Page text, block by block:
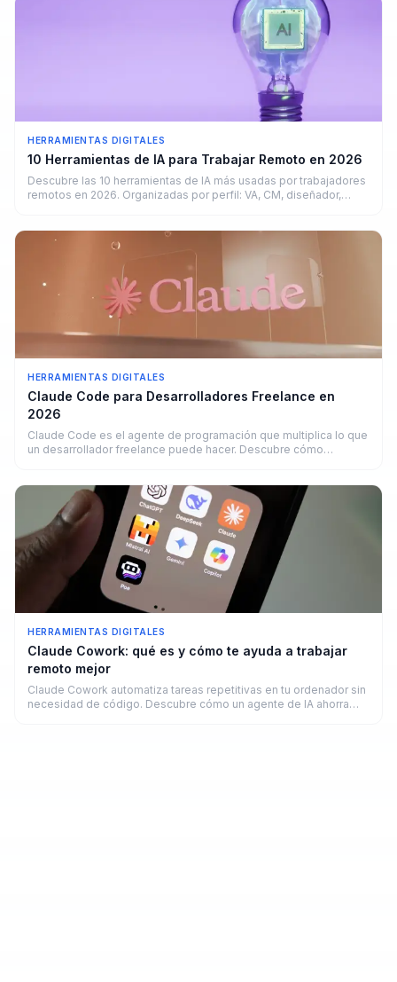
HERRAMIENTAS DIGITALES
10 Herramientas de IA para Trabajar Remoto en 2026
Descubre las 10 herramientas de IA más usadas por trabajadores
remotos en 2026. Organizadas por perfil: VA, CM, diseñador,
HERRAMIENTAS DIGITALES
Claude Code para Desarrolladores Freelance en
2026
Claude Code es el agente de programación que multiplica lo que
un desarrollador freelance puede hacer. Descubre cómo
HERRAMIENTAS DIGITALES
Claude Cowork: qué es y cómo te ayuda a trabajar
remoto mejor
Claude Cowork automatiza tareas repetitivas en tu ordenador sin
necesidad de código. Descubre cómo un agente de IA ahorra